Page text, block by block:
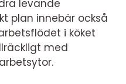
levande
plan innebär också
i köket
med